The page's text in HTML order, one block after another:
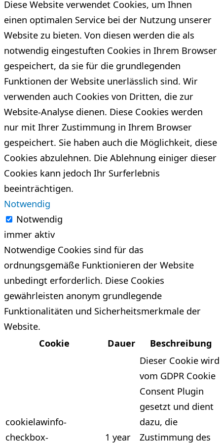
Diese Website verwendet Cookies, um Ihnen
einen optimalen Service bei der Nutzung unserer
Website zu bieten. Von diesen werden die als
notwendig eingestuften Cookies in Ihrem Browser
gespeichert, da sie für die grundlegenden
Funktionen der Website unerlässlich sind. Wir
verwenden auch Cookies von Dritten, die zur
Website-Analyse dienen. Diese Cookies werden
nur mit Ihrer Zustimmung in Ihrem Browser
gespeichert. Sie haben auch die Möglichkeit, diese
Cookies abzulehnen. Die Ablehnung einiger dieser
Cookies kann jedoch Ihr Surferlebnis
beeinträchtigen.
Notwendig
Notwendig
immer aktiv
Notwendige Cookies sind für das
ordnungsgemäße Funktionieren der Website
unbedingt erforderlich. Diese Cookies
gewährleisten anonym grundlegende
Funktionalitäten und Sicherheitsmerkmale der
Website.
Cookie
Dauer Beschreibung
cookielawinfo-
checkbox-
1 year
Dieser Cookie wird
vom GDPR Cookie
Consent Plugin
gesetzt und dient
dazu, die
Zustimmung des